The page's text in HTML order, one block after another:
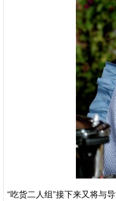
“吃货二人组”接下来又将与